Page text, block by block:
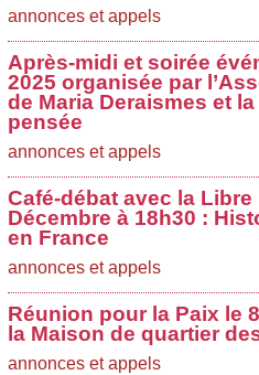
annonces et appels
Après-midi et soirée
2025 organisée par
de Maria Deraismes et
pensée
annonces et appels
Café-débat avec la Libre
Décembre à 18h30 :
en France
annonces et appels
Réunion pour la Paix le
la Maison de quartier
annonces et appels